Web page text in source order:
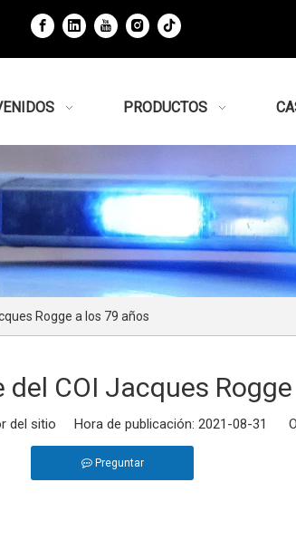
PRODUCTOS
Rogge a los 79 años
COI Jacques
del sitio Hora de publicación: 2021-08-31
Preguntar